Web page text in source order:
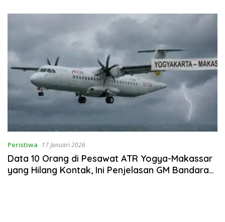
Peristiwa 17 Januari 2026
Data 10 Orang di Pesawat ATR Yogya-Makassar
yang Hilang Kontak, Ini Penjelasan GM Bandara